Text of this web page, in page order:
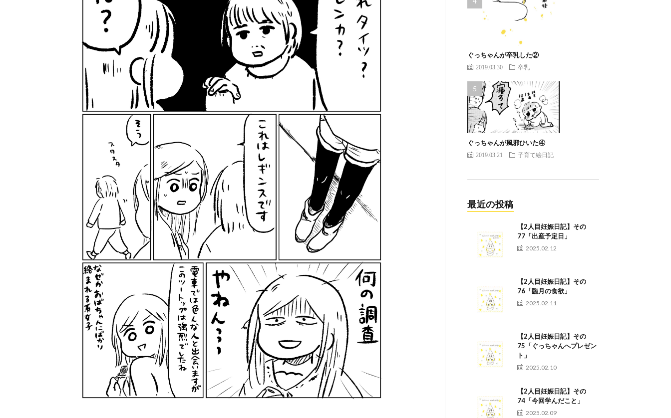
ぐっちゃんが卒乳した②
2019.03.30 卒乳
ぐっちゃんが風邪ひいた④
2019.03.21 子育て絵日記
最近の投稿
【2人目妊娠日記】その
77「出産予定日」
2025.02.12
【2人目妊娠日記】その
76「臨月の食欲」
2025.02.11
【2人目妊娠日記】その
75「ぐっちゃんへプレゼン
ト」
2025.02.10
【2人目妊娠日記】その
74「今回学んだこと」
2025.02.09